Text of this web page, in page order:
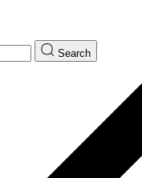
Search